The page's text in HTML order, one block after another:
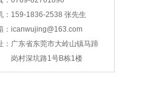
智能锁壳冲压
： 159-1836-2538 张先生
： icanwujing@163.com
： 广东省东莞市大岭山镇马蹄
岗村深坑路1号B栋1楼